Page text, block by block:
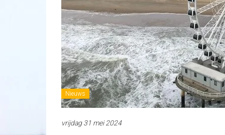
Nieuws
vrijdag 31 mei 2024